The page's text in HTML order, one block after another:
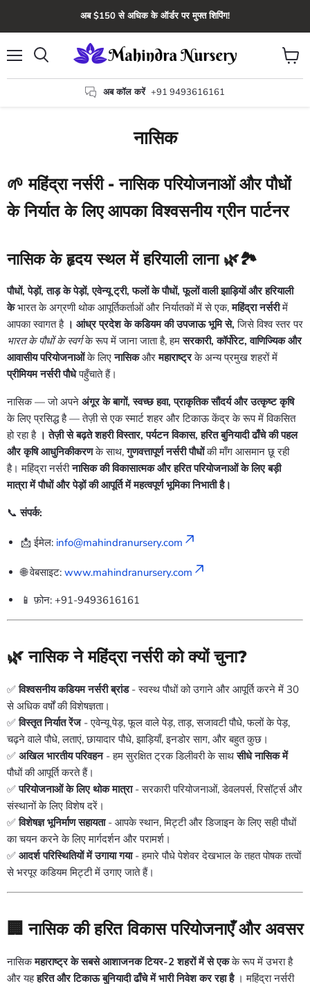
अब $150 से अधिक के ऑर्डर पर मुफ्त शिपिंग!
अब कॉल करें +91 9493616161
कार्ट
देंखे
नासिक
🌱 महिंद्रा नर्सरी - नासिक परियोजनाओं और पौधों
के निर्यात के लिए आपका विश्वसनीय ग्रीन पार्टनर
नासिक के हृदय स्थल में हरियाली लाना 🌿🏞️
पौधों, पेड़ों, ताड़ के पेड़ों, एवेन्यू ट्री, फलों के पौधों, फूलों वाली झाड़ियों और हरियाली
केभारत के अग्रणी थोक आपूर्तिकर्ताओं और निर्यातकों में से एक,महिंद्रा नर्सरीमें
आपका स्वागत है । आंध्र प्रदेश के कडियम की उपजाऊ भूमि से, जिसे विश्व स्तर पर
भारत के पौधों के स्वर्गके रूप में जाना जाता है, हमसरकारी, कॉर्पोरेट, वाणिज्यिक और
आवासीय परियोजनाओंके लिएनासिकऔरमहाराष्ट्रके अन्य प्रमुख शहरों में
प्रीमियम नर्सरी पौधेपहुँचाते हैं।
नासिक — जो अपने अंगूर के बागों, स्वच्छ हवा, प्राकृतिक सौंदर्य और उत्कृष्ट कृषि
के लिए प्रसिद्ध है — तेज़ी से एक स्मार्ट शहर और टिकाऊ केंद्र के रूप में विकसित
हो रहा है । तेज़ी से बढ़ते शहरी विस्तार, पर्यटन विकास, हरित बुनियादी ढाँचे की पहल
और कृषि आधुनिकीकरणके साथ,गुणवत्तापूर्ण नर्सरी पौधोंकी माँग आसमान छू रही
है। महिंद्रा नर्सरीनासिक की विकासात्मक और हरित परियोजनाओं के लिए बड़ी
मात्रा में पौधों और पेड़ों की आपूर्ति में महत्वपूर्ण भूमिका निभाती है।
📞संपर्क:
📩 ईमेल: info@mahindranursery.com
🌐 वेबसाइट: www.mahindranursery.com
📱 फ़ोन: +91-9493616161
🌿 नासिक ने महिंद्रा नर्सरी को क्यों चुना?
✅विश्वसनीय कडियम नर्सरी ब्रांड- स्वस्थ पौधों को उगाने और आपूर्ति करने में 30
से अधिक वर्षों की विशेषज्ञता।
✅विस्तृत निर्यात रेंज- एवेन्यू पेड़, फूल वाले पेड़, ताड़, सजावटी पौधे, फलों के पेड़,
चढ़ने वाले पौधे, लताएं, छायादार पौधे, झाड़ियाँ, इनडोर साग, और बहुत कुछ।
✅ अखिल भारतीय परिवहन- हम सुरक्षित ट्रक डिलीवरी के साथसीधे नासिक में
पौधों की आपूर्ति करते हैं।
✅परियोजनाओं के लिए थोक मात्रा- सरकारी परियोजनाओं, डेवलपर्स, रिसॉर्ट्स और
संस्थानों के लिए विशेष दरें।
✅विशेषज्ञ भूनिर्माण सहायता- आपके स्थान, मिट्टी और डिजाइन के लिए सही पौधों
का चयन करने के लिए मार्गदर्शन और परामर्श।
✅ आदर्श परिस्थितियों में उगाया गया- हमारे पौधे पेशेवर देखभाल के तहत पोषक तत्वों
से भरपूर कडियम मिट्टी में उगाए जाते हैं।
🏢 नासिक की हरित विकास परियोजनाएँ और अवसर
नासिकमहाराष्ट्र के सबसे आशाजनक टियर-2 शहरों में से एकके रूप में उभरा है
और यहहरित और टिकाऊ बुनियादी ढाँचे में भारी निवेश कर रहा है। महिंद्रा नर्सरी